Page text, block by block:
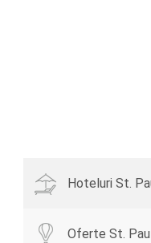
Hoteluri St.
Oferte St.